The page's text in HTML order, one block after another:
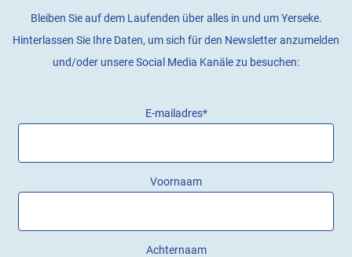
Bleiben Sie auf dem Laufenden über alles in und um Yerseke.
Hinterlassen Sie Ihre Daten, um sich für den Newsletter anzumelden
und/oder unsere Social Media Kanäle zu besuchen:
E-mailadres*
Voornaam
Achternaam